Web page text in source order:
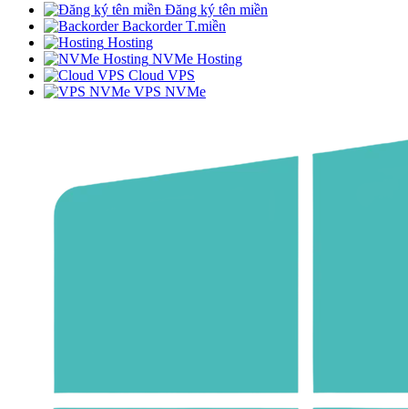
Đăng ký tên miền
Backorder T.miền
Hosting
NVMe Hosting
Cloud VPS
VPS NVMe